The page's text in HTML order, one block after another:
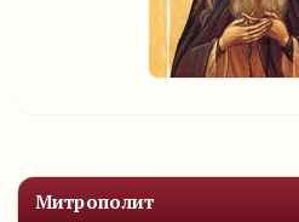
Митрополит